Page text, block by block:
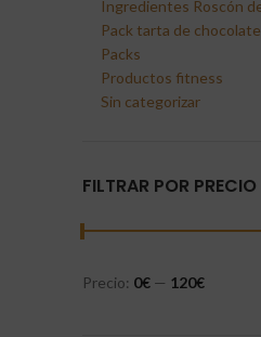
Ingredientes Roscón
Pack tarta de chocolate
Packs
Productos fitness
Sin categorizar
FILTRAR POR PRECIO
Precio: 0€ — 120€